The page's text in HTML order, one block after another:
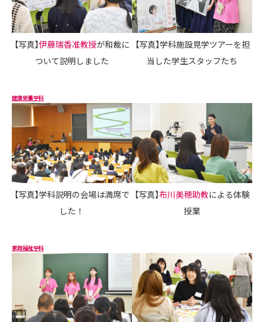
【写真】伊藤瑞香准教授が和裁に
ついて説明しました
【写真】学科施設見学ツアーを担
当した学生スタッフたち
健康栄養学科
【写真】学科説明の会場は満席で
した！
【写真】布川美穂助教による体験
授業
家政福祉学科